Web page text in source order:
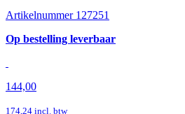
Artikelnummer 127251
Op bestelling leverbaar
144,00
174,24 incl. btw